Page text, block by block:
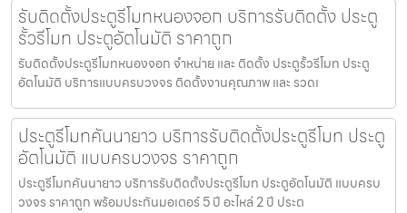
รับติดตั้งประตูรีโมทหนองจอก บริการรับติดตั้ง ประตู
รั้วรีโมท ประตูอัตโนมัติ ราคาถูก
รับติดตั้งประตูรีโมทหนองจอก จำหน่าย และ ติดตั้ง ประตูรั้วรีโมท ประตู
อัตโนมัติ บริการแบบครบวงจร ติดตั้งงานคุณภาพ และ รวดเ
ประตูรีโมทคันนายาว บริการรับติดตั้งประตูรีโมท ประตู
อัตโนมัติ แบบครบวงจร ราคาถูก
ประตูรีโมทคันนายาว บริการรับติดตั้งประตูรีโมท ประตูอัตโนมัติ แบบครบ
วงจร ราคาถูก พร้อมประกันมอเตอร์ 5 ปี อะไหล่ 2 ปี ประต